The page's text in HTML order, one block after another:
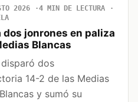
2026
4 MIN DE LECTURA
jonrones en paliza
Blancas
dos
14-2 de las Medias
y sumó su